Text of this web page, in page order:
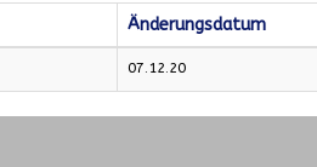
Änderungsdatum
07.12.20